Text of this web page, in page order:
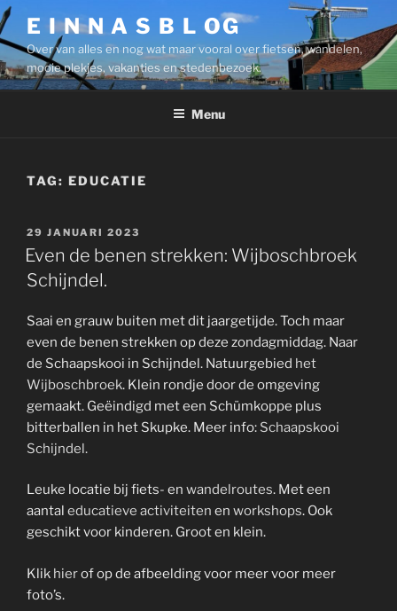
Ga
naar
de
inhoud
E I N N A S B L OG
Over van alles en nog wat maar vooral over fietsen, wandelen,
mooie plekjes, vakanties en stedenbezoek.
Menu
TAG: EDUCATIE
GEPLAATST
OP
29 JANUARI 2023
Even de benen strekken: Wijboschbroek
Schijndel.
Saai en grauw buiten met dit jaargetijde. Toch maar
even de benen strekken op deze zondagmiddag. Naar
de Schaapskooi in Schijndel. Natuurgebied het
Wijboschbroek. Klein rondje door de omgeving
gemaakt. Geëindigd met een Schümkoppe plus
bitterballen in het Skupke. Meer info: Schaapskooi
Schijndel.
Leuke locatie bij fiets- en wandelroutes. Met een
aantal educatieve activiteiten en workshops. Ook
geschikt voor kinderen. Groot en klein.
Klik hierof op de afbeelding voor meer voor meer
foto’s.